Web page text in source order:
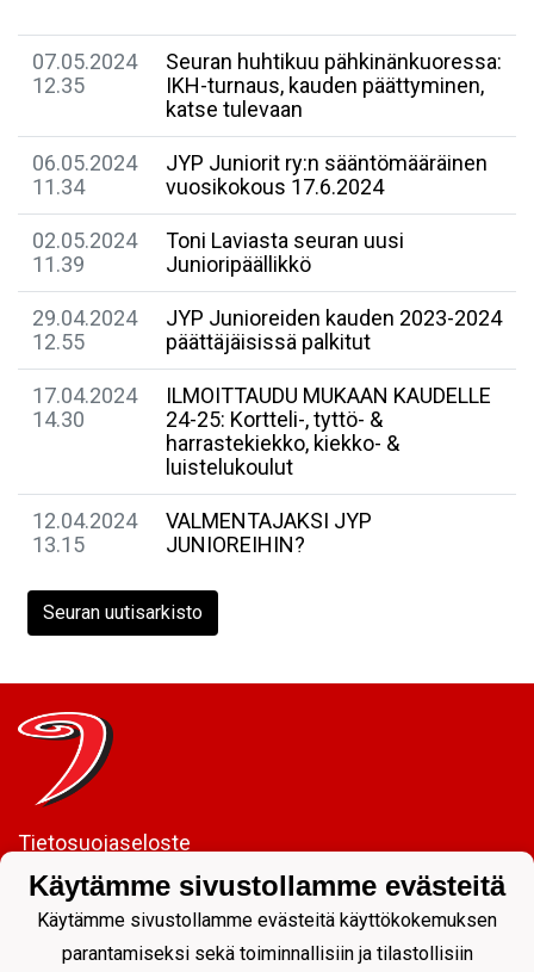
07.05.2024
12.35
Seuran huhtikuu pähkinänkuoressa:
IKH-turnaus, kauden päättyminen,
katse tulevaan
06.05.2024
11.34
JYP Juniorit ry:n sääntömääräinen
vuosikokous 17.6.2024
02.05.2024
11.39
Toni Laviasta seuran uusi
Junioripäällikkö
29.04.2024
12.55
JYP Junioreiden kauden 2023-2024
päättäjäisissä palkitut
17.04.2024
14.30
ILMOITTAUDU MUKAAN KAUDELLE
24-25: Kortteli-, tyttö- &
harrastekiekko, kiekko- &
luistelukoulut
12.04.2024
13.15
VALMENTAJAKSI JYP
JUNIOREIHIN?
Seuran uutisarkisto
Tietosuojaseloste
JYP Juniorit ry
Kuntoportti 5 | 40700 JYVÄSKYLÄ |
Käytämme sivustollamme evästeitä
Käytämme sivustollamme evästeitä käyttökokemuksen
parantamiseksi sekä toiminnallisiin ja tilastollisiin